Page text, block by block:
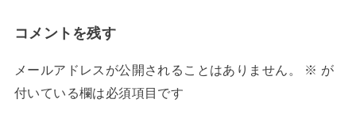
コメントを残す
メールアドレスが公開されることはありません。 ※ が
付いている欄は必須項目です